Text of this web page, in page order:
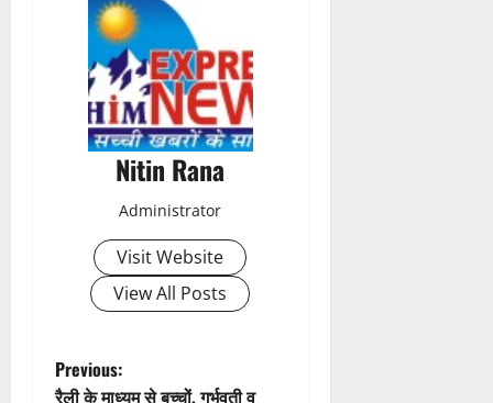
Nitin Rana
Administrator
Visit Website
View All Posts
P
Previous:
रैली के माध्यम से बच्चों, गर्भवती व